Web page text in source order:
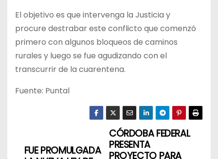
El objetivo es que intervenga la Justicia y
procure destrabar este conflicto que comenzó
primero con algunos bloqueos de caminos
rurales y luego se fue agudizando con el
transcurrir de la cuarentena.
Fuente: Puntal
CÓRDOBA FEDERAL
PRESENTA
PROYECTO PARA
FUE PROMULGADA